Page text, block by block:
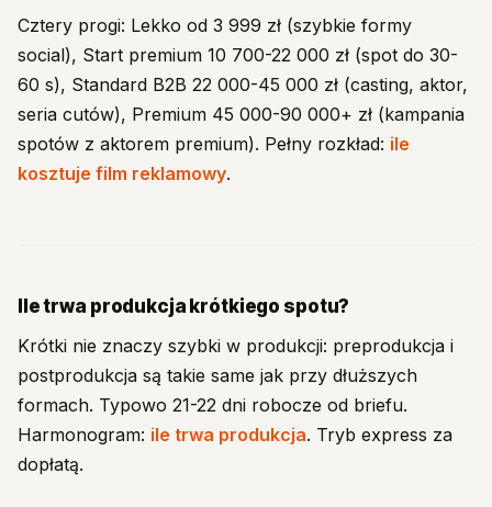
Cztery progi: Lekko od 3 999 zł (szybkie formy
social), Start premium 10 700-22 000 zł (spot do 30-
60 s), Standard B2B 22 000-45 000 zł (casting, aktor,
seria cutów), Premium 45 000-90 000+ zł (kampania
spotów z aktorem premium). Pełny rozkład: ile
kosztuje film reklamowy.
Ile trwa produkcja krótkiego spotu?
Krótki nie znaczy szybki w produkcji: preprodukcja i
postprodukcja są takie same jak przy dłuższych
formach. Typowo 21-22 dni robocze od briefu.
Harmonogram: ile trwa produkcja. Tryb express za
dopłatą.